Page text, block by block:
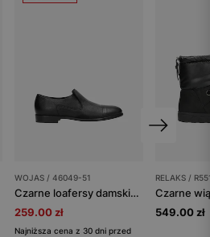
WOJAS / 46049-51
Czarne loafersy damskie ze skóry licowej
259.00 zł
Najniższa cena z 30 dni przed
RELAKS /
549.00 zł